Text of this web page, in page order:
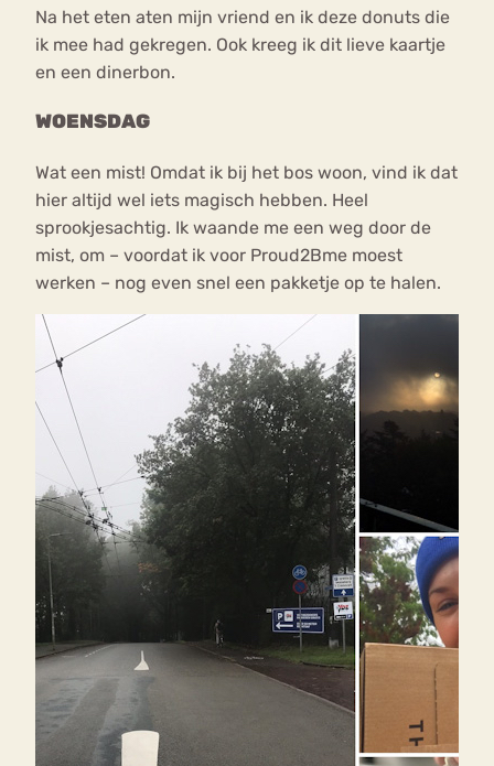
Na het eten aten mijn vriend en ik deze donuts die
ik mee had gekregen. Ook kreeg ik dit lieve kaartje
en een dinerbon.
WOENSDAG
Wat een mist! Omdat ik bij het bos woon, vind ik dat
hier altijd wel iets magisch hebben. Heel
sprookjesachtig. Ik waande me een weg door de
mist, om – voordat ik voor Proud2Bme moest
werken – nog even snel een pakketje op te halen.